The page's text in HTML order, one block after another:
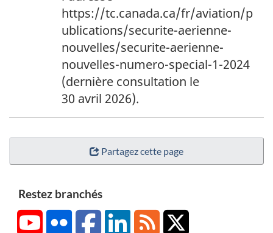
https://tc.canada.ca/fr/aviation/p
ublications/securite-aerienne-
nouvelles/securite-aerienne-
nouvelles-numero-special-1-2024
(dernière consultation le
30 avril 2026).
Partagez cette page
Restez branchés
YouTubeFlickr FacebookLinkedInRSS